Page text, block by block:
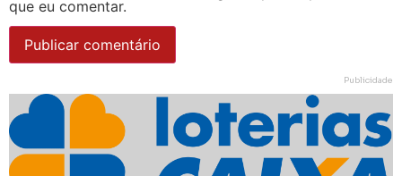
que eu comentar.
Publicidade